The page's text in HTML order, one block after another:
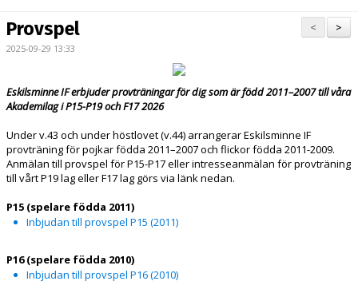
BILDGALLERI
KONTAKT
>
<
Provspel
2025-09-29 13:33
Eskilsminne IF erbjuder provträningar för dig som är född 2011–2007 till våra
Akademilag i P15-P19 och F17 2026
Under v.43 och under höstlovet (v.44) arrangerar Eskilsminne IF
provträning för pojkar födda 2011–2007 och flickor födda 2011-2009.
Anmälan till provspel för P15-P17 eller intresseanmälan för provträning
till vårt P19 lag eller F17 lag görs via länk nedan.
P15 (spelare födda 2011)
Inbjudan till provspel P15 (2011)
P16 (spelare födda 2010)
Inbjudan till provspel P16 (2010)